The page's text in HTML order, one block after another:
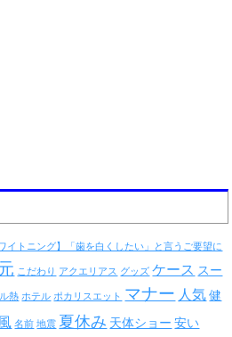
イトニング】「歯を白くしたい」と言うご要望に
こだわり アクエリアス グッズ ケース スー
熱 ホテル ポカリスエット マナー 人気 健
名前 地震 夏休み 天体ショー 安い